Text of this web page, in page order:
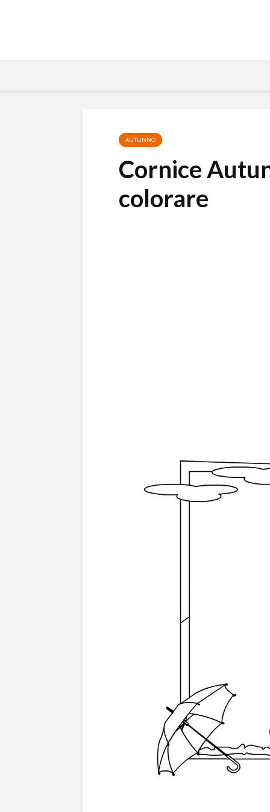
AUTUNNO
Cornice
colorare